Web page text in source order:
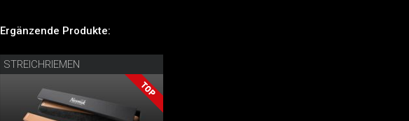
Ergänzende Produkte:
STREICHRIEMEN